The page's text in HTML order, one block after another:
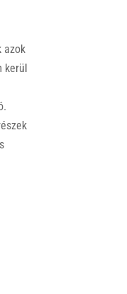
azok